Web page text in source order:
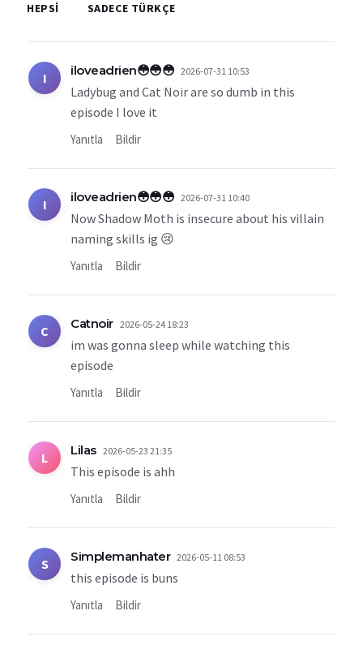
HEPSI SADECE TÜRKÇE
I iloveadrien😳😳😳 2026-07-31 10:53
Ladybug and Cat Noir are so dumb in this
episode I love it
Yanıtla Bildir
I iloveadrien😳😳😳 2026-07-31 10:40
Now Shadow Moth is insecure about his villain
naming skills ig 😢
Yanıtla Bildir
C Catnoir 2026-05-24 18:23
im was gonna sleep while watching this
episode
Yanıtla Bildir
L Lilas 2026-05-23 21:35
This episode is ahh
Yanıtla Bildir
S Simplemanhater 2026-05-11 08:53
this episode is buns
Yanıtla Bildir